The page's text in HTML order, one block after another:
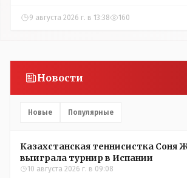
9 августа 2026 г. в 13:38 160
Новости
Новые Популярные
Казахстанская теннисистка Соня
выиграла турнир в Испании
10 августа 2026 г. в 09:08